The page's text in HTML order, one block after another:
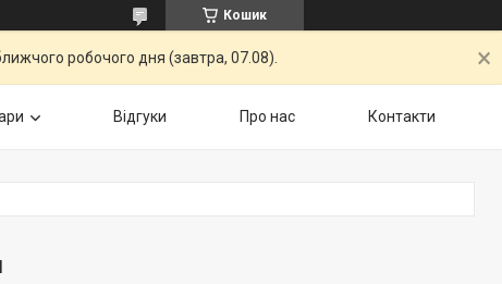
Кошик
робочого дня (завтра, 07.08).
Відгуки Про нас Контакти